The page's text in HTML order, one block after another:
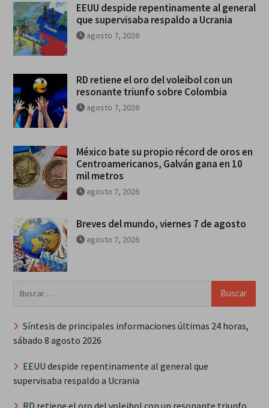
EEUU despide repentinamente al general
que supervisaba respaldo a Ucrania
agosto 7, 2026
RD retiene el oro del voleibol con un
resonante triunfo sobre Colombia
agosto 7, 2026
México bate su propio récord de oros en
Centroamericanos, Galván gana en 10
mil metros
agosto 7, 2026
Breves del mundo, viernes 7 de agosto
agosto 7, 2026
Síntesis de principales informaciones últimas 24 horas,
sábado 8 agosto 2026
EEUU despide repentinamente al general que
supervisaba respaldo a Ucrania